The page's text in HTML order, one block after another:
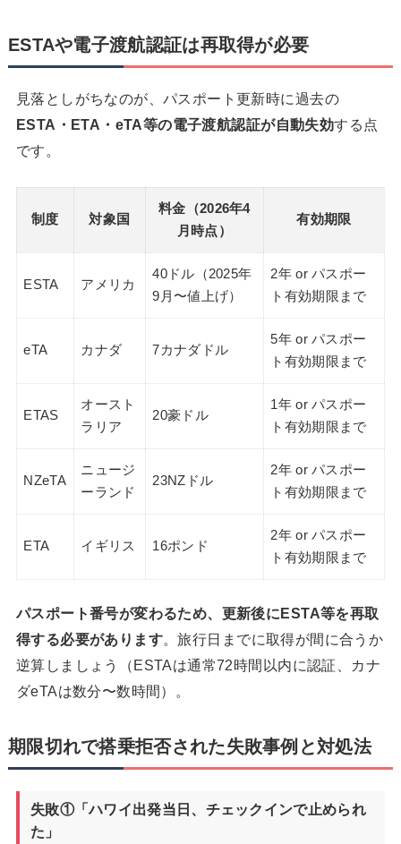
ESTAや電子渡航認証は再取得が必要
見落としがちなのが、パスポート更新時に過去の
ESTA・ETA・eTA等の電子渡航認証が自動失効する点
です。
制度 対象国
料金（2026年4
月時点）
有効期限
ESTA アメリカ
40ドル（2025年
9月〜値上げ）
2年 or パスポー
ト有効期限まで
eTA カナダ 7カナダドル
5年 or パスポー
ト有効期限まで
ETAS
オースト
ラリア
20豪ドル
1年 or パスポー
ト有効期限まで
NZeTA
ニュージ
ーランド
23NZドル
2年 or パスポー
ト有効期限まで
ETA イギリス 16ポンド
2年 or パスポー
ト有効期限まで
パスポート番号が変わるため、更新後にESTA等を再取
得する必要があります。旅行日までに取得が間に合うか
逆算しましょう（ESTAは通常72時間以内に認証、カナ
ダeTAは数分〜数時間）。
期限切れで搭乗拒否された失敗事例と対処法
失敗①「ハワイ出発当日、チェックインで止められ
た」